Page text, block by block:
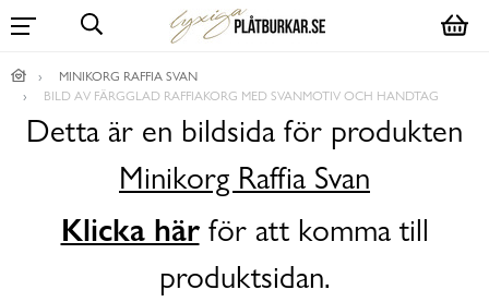
MINIKORG RAFFIA SVAN
BILD AV FÄRGGLAD RAFFIAKORG MED SVANMOTIV OCH HANDTAG
Detta är en bildsida för produkten
Minikorg Raffia Svan
Klicka härför att komma till
produktsidan.